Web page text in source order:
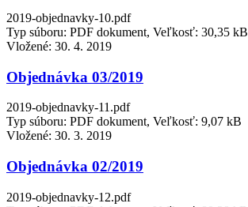
2019-objednavky-10.pdf
Typ súboru: PDF dokument, Veľkosť: 30,35 kB
Vložené: 30. 4. 2019
Objednávka 03/2019
2019-objednavky-11.pdf
Typ súboru: PDF dokument, Veľkosť: 9,07 kB
Vložené: 30. 3. 2019
Objednávka 02/2019
2019-objednavky-12.pdf